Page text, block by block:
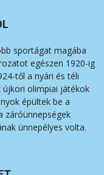
sportágat magába
egészen 1920-ig
től a nyári és téli
újkori olimpiai játékok
épültek be a
záróünnepségek
ünnepélyes volta.